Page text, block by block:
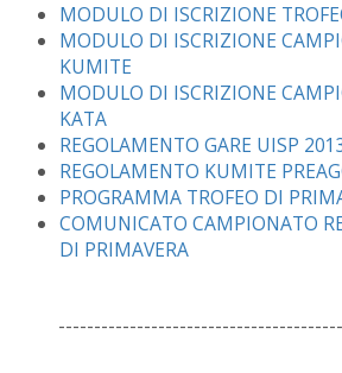
MODULO DI ISCRIZIONE
MODULO DI ISCRIZIONE
KUMITE
MODULO DI ISCRIZIONE
KATA
REGOLAMENTO GARE UISP
REGOLAMENTO KUMITE
PROGRAMMA TROFEO DI
COMUNICATO CAMPIONATO
DI PRIMAVERA